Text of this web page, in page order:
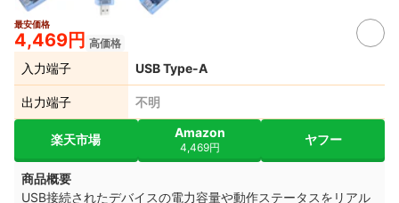
最安価格
4,469円 高価格
入力端子 USB Type-A
出力端子 不明
楽天市場 Amazon
4,469円
ヤフー
商品概要
USB接続されたデバイスの電力容量や動作ステータスをリアル